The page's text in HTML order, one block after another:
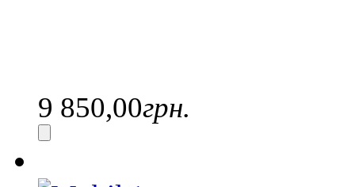
9 850,00грн.